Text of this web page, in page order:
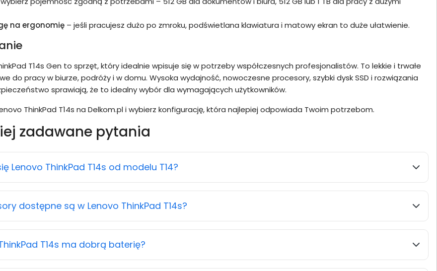
na ergonomię – jeśli pracujesz dużo po zmroku, podświetlana klawiatura i matowy ekran to duże ułatwienie.
T14s Gen to sprzęt, który idealnie wpisuje się w potrzeby współczesnych profesjonalistów. To lekkie i trwałe
do pracy w biurze, podróży i w domu. Wysoka wydajność, nowoczesne procesory, szybki dysk SSD i rozwiązania
sprawiają, że to idealny wybór dla wymagających użytkowników.
ThinkPad T14s na Delkom.pl i wybierz konfigurację, która najlepiej odpowiada Twoim potrzebom.
zadawane pytania
Lenovo ThinkPad T14s od modelu T14?
dostępne są w Lenovo ThinkPad T14s?
T14s ma dobrą baterię?